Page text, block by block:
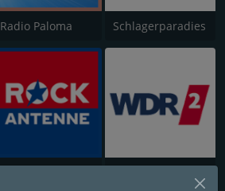
Radio Paloma Schlagerparadies